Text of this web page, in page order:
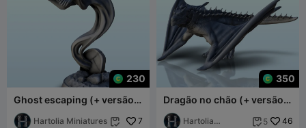
230
Ghost escaping (+ versão
pré-suportada) (7) -
miniaturas wa
Hartolia Miniatures  7
350
Dragão no chão (+ versão
pré-suportada) (5) -
miniatuHartolia
 5 46